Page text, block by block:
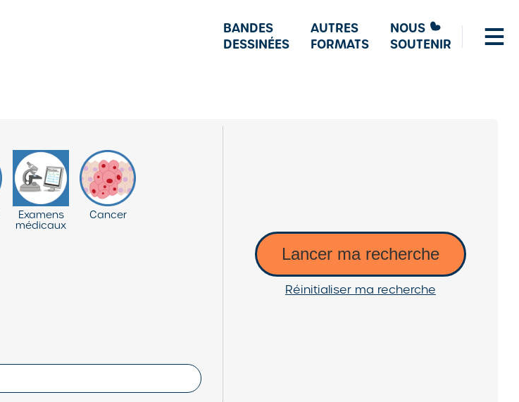
BANDES
DESSINÉES
AUTRES
FORMATS
NOUS
SOUTENIR
Examens
médicaux
Cancer
Lancer ma recherche
Réinitialiser ma recherche